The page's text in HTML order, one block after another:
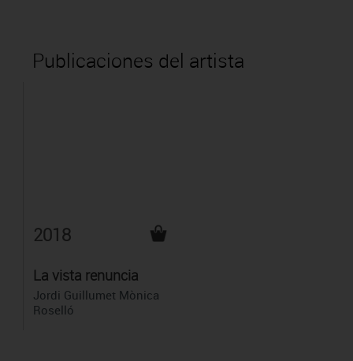
Publicaciones del artista
2018
La vista renuncia
Jordi Guillumet Mònica
Roselló